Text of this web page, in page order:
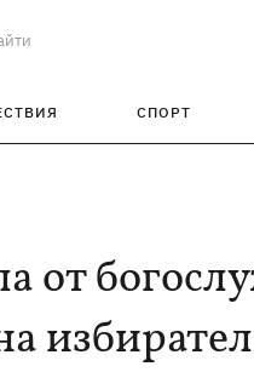
СПОРТ
от